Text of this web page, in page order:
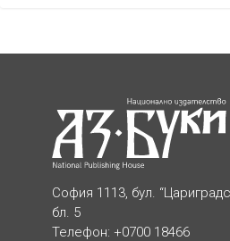
София 1113, бул.
бл. 5
Телефон: +0700 18466